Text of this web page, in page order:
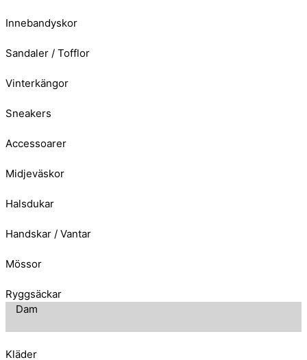
Innebandyskor
Sandaler / Tofflor
Vinterkängor
Sneakers
Accessoarer
Midjeväskor
Halsdukar
Handskar / Vantar
Mössor
Ryggsäckar
Dam
Kläder